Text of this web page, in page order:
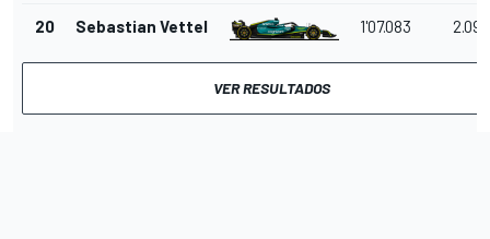
20 Sebastian Vettel 1'07.083 2.099
VER RESULTADOS